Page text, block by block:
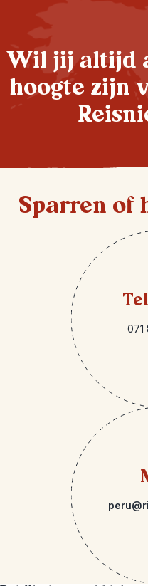
Wil jij altijd
hoogte zijn
Sparren of
071